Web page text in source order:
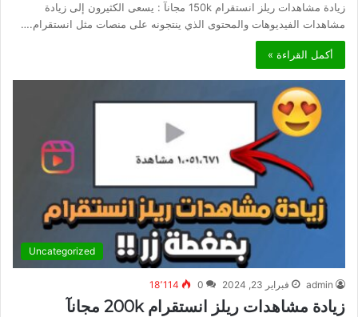
زيادة مشاهدات ريلز انستقرام 150k مجانآ : يسعى الكثيرون إلى زيادة
مشاهدات الفيديوهات والمحتوى الذي ينتجونه على منصات مثل انستقرام.…
أكمل القراءة »
Uncategorized
admin فبراير 23, 2024 0 18٬114
زيادة مشاهدات ريلز انستقرام 200k مجانآ